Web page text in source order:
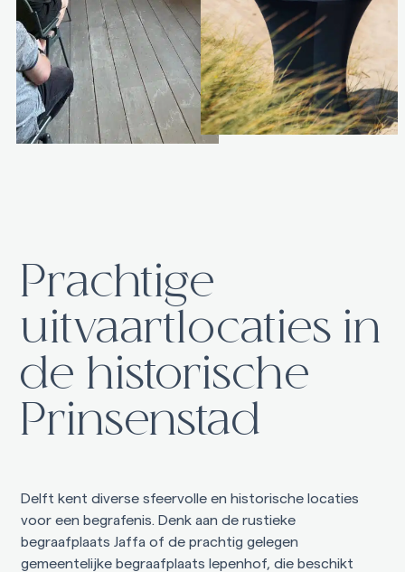
Prachtige
uitvaartlocaties in
de historische
Prinsenstad
Delft kent diverse sfeervolle en historische locaties
voor een begrafenis. Denk aan de rustieke
begraafplaats Jaffa of de prachtig gelegen
gemeentelijke begraafplaats Iepenhof, die beschikt